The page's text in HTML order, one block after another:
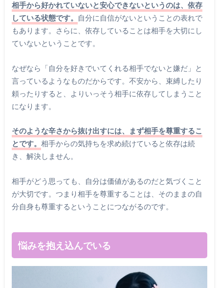
相手から好かれていないと安心できないというのは、依存
している状態です。
自分に自信がないということの表れで
もあります。さらに、依存していることは相手を大切にし
ていないということです。
なぜなら「自分を好きでいてくれる相手でないと嫌だ」と
言っているようなものだからです。不安から、束縛したり
頼ったりすると、よりいっそう相手に依存してしまうこと
になります。
そのような辛さから抜け出すには、まず相手を尊重するこ
とです。 相手からの気持ちを求め続けていると依存は続
き、解決しません。
相手がどう思っても、自分は価値があるのだと気づくこと
が大切です。つまり相手を尊重することは、そのままの自
分自身も尊重するということにつながるのです。
悩みを抱え込んでいる